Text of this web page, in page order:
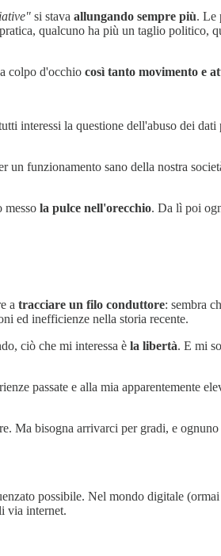
si stava allungando sempre più. Le
qualcuno ha più un taglio politico,
a colpo d'occhio così tanto movimento e
interessi la questione dell'abuso dei
un funzionamento sano della nostra
messo la pulce nell'orecchio. Da lì poi
a tracciare un filo conduttore: sembra
ed inefficienze nella storia recente.
ciò che mi interessa è la libertà. E mi
passate e alla mia apparentemente
Ma bisogna arrivarci per gradi, e
possibile. Nel mondo digitale
via internet.